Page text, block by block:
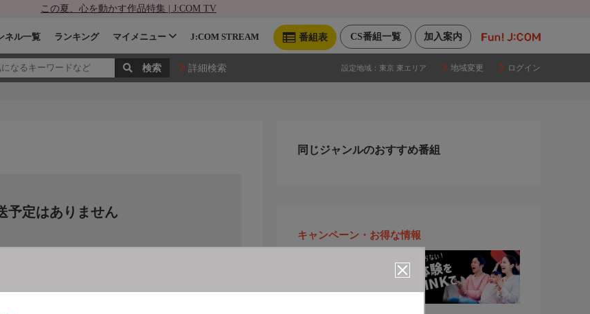
この夏、心を動かす作品特集 | J:COM TV
加入案内
CS番組一覧
番組表
ネル一覧 ランキング マイメニュー J:COM STREAM
詳細検索 設定地域： 東京 東エリア 地域変更 ログイン
予定はありません
同じジャンルのおすすめ番組
キャンペーン・お得な情報